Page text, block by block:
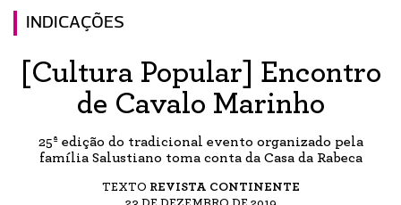
INDICAÇÕES
[Cultura Popular] Encontro
de Cavalo Marinho
25ª edição do tradicional evento organizado pela
família Salustiano toma conta da Casa da Rabeca
TEXTO REVISTA CONTINENTE